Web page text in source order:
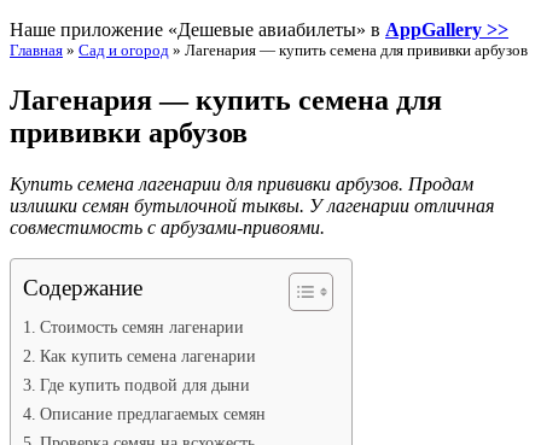
Наше приложение «Дешевые авиабилеты» в AppGallery >>
Главная » Сад и огород » Лагенария — купить семена для прививки арбузов
Лагенария — купить семена для
прививки арбузов
Купить семена лагенарии для прививки арбузов. Продам
излишки семян бутылочной тыквы. У лагенарии отличная
совместимость с арбузами-привоями.
Содержание
Стоимость семян лагенарии
Как купить семена лагенарии
Где купить подвой для дыни
Описание предлагаемых семян